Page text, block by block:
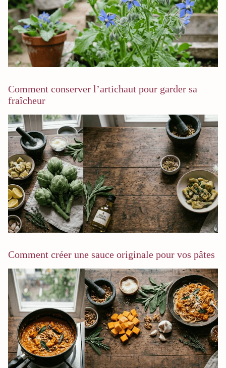
Comment conserver l’artichaut pour garder sa
fraîcheur
Comment créer une sauce originale pour vos pâtes